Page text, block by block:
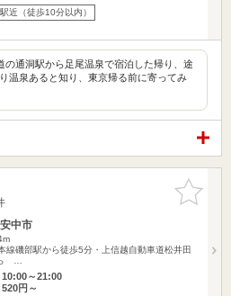
駅近（徒歩10分以内）
の通洞駅から足尾温泉で宿泊した帰り、途
温泉あると知り、東京帰る前に寄ってみ
お気に入
りに追加
中市
線磯部駅から徒歩5分・上信越自動車道松井田
…
～21:00
円～